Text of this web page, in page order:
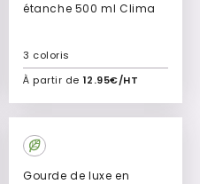
étanche 500 ml Clima
À partir de 12.95€/HT
3 coloris
Ajouter à mon devis
Gourde de luxe en